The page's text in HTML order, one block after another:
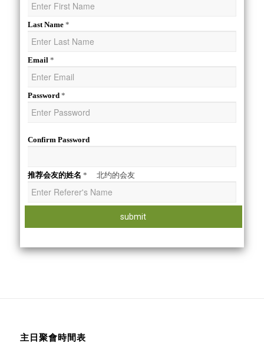
Last Name *
Email *
Password *
Confirm Password
推荐会友的姓名 * 北约的会友
主日聚會時間表